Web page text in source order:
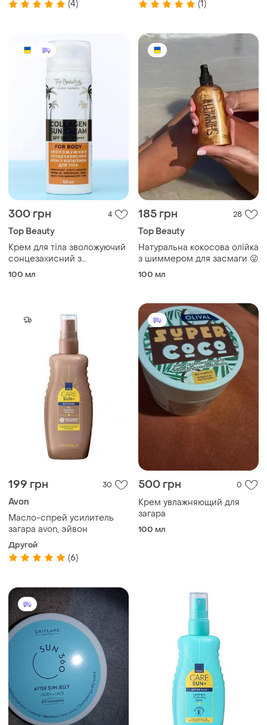
(4) (1)
300 грн 4
Top Beauty
Крем для тіла зволожуючий
сонцезахисний з
колагеном spf 50. 100 мл
100 мл
185 грн 28
Top Beauty
Натуральна кокосова олійка
з шиммером для засмаги 😜
100 мл
199 грн 30
Avon
Масло-спрей усилитель
загара avon, эйвон
Другой
(6)
500 грн 0
Крем увлажняющий для
загара
100 мл